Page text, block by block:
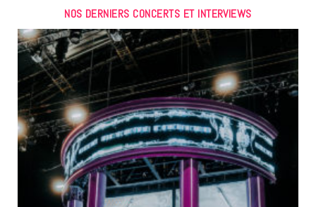
NOS DERNIERS CONCERTS ET INTERVIEWS